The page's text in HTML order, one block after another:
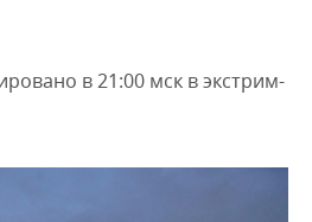
в 21:00 мск в экстрим-